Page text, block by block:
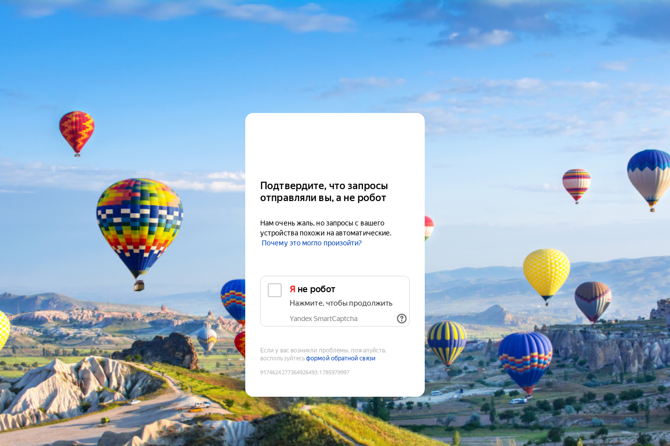
Подтвердите, что запросы
отправляли вы, а не робот
Нам очень жаль, но запросы с вашего
устройства похожи на автоматические.
Почему это могло произойти?
Я не робот
Нажмите, чтобы продолжить
Yandex SmartCaptcha
Если у вас возникли проблемы, пожалуйста,
воспользуйтесьформой обратной связи
9174624277364926493:1785979997